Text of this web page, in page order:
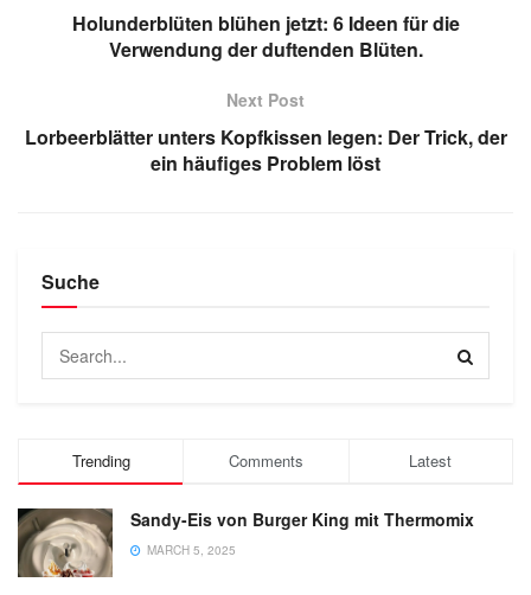
Holunderblüten blühen jetzt: 6 Ideen für die
Verwendung der duftenden Blüten.
Next Post
Lorbeerblätter unters Kopfkissen legen: Der Trick, der
ein häufiges Problem löst
Suche
Trending Comments Latest
Sandy-Eis von Burger King mit Thermomix
MARCH 5, 2025